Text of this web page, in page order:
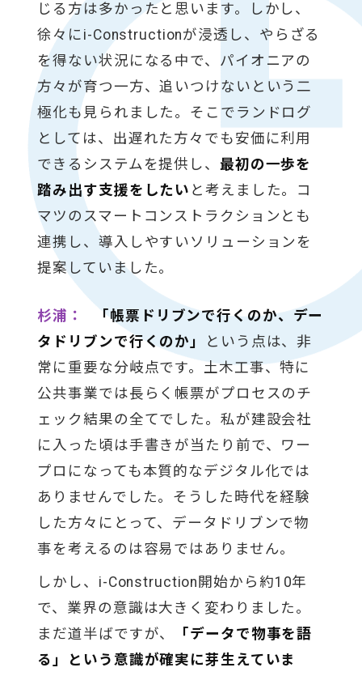
じる方は多かったと思います。しかし、
徐々にi-Constructionが浸透し、やらざる
を得ない状況になる中で、パイオニアの
方々が育つ一方、追いつけないという二
極化も見られました。そこでランドログ
としては、出遅れた方々でも安価に利用
できるシステムを提供し、 最初の一歩を
踏み出す支援をしたい と考えました。コ
マツのスマートコンストラクションとも
連携し、導入しやすいソリューションを
提案していました。
杉浦：
「帳票ドリブンで行くのか、デー
タドリブンで行くのか」
という点は、非
常に重要な分岐点です。土木工事、特に
公共事業では長らく帳票がプロセスのチ
ェック結果の全てでした。私が建設会社
に入った頃は手書きが当たり前で、ワー
プロになっても本質的なデジタル化では
ありませんでした。そうした時代を経験
した方々にとって、データドリブンで物
事を考えるのは容易ではありません。
しかし、i-Construction開始から約10年
で、業界の意識は大きく変わりました。
まだ道半ばですが、
「データで物事を語
る」という意識が確実に芽生えていま